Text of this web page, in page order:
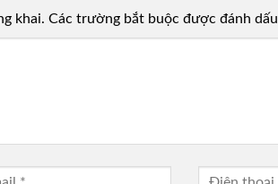
khai. Các trường bắt buộc được đánh dấu